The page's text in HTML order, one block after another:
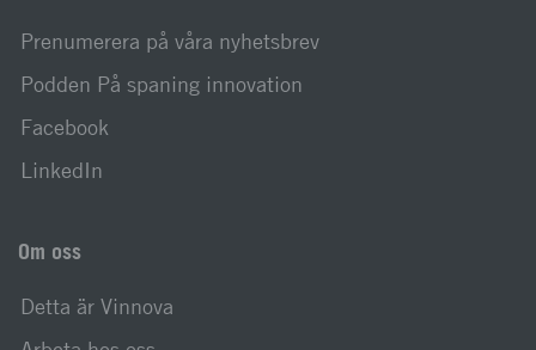
Prenumerera på våra nyhetsbrev
Podden På spaning innovation
Facebook
LinkedIn
Om oss
Detta är Vinnova